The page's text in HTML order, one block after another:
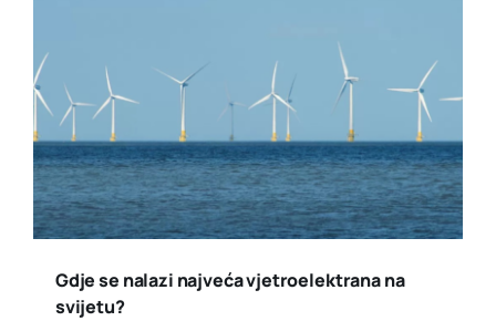
Gdje se nalazi najveća vjetroelektrana na
svijetu?